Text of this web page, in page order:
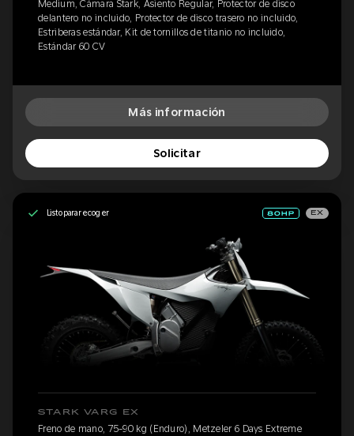
Medium, Cámara Stark, Asiento Regular, Protector de disco
delantero no incluido, Protector de disco trasero no incluido,
Estriberas estándar, Kit de tornillos de titanio no incluido,
Estándar 60 CV
Más información
Solicitar
Listo para recoger EX
STARK VARG EX
Freno de mano, 75-90 kg (Enduro), Metzeler 6 Days Extreme